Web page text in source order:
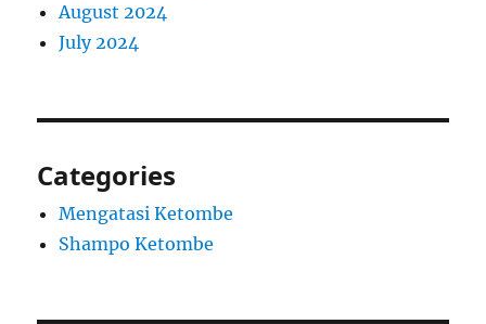
August 2024
July 2024
Categories
Mengatasi Ketombe
Shampo Ketombe